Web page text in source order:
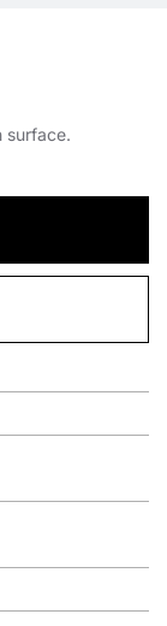
surface.